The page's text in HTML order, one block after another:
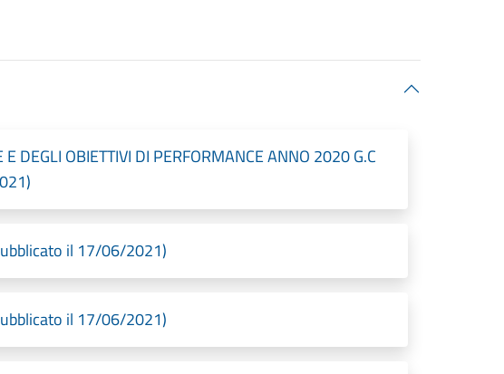
E DEGLI OBIETTIVI DI PERFORMANCE ANNO 2020 G.C
il 17/06/2021)
il 17/06/2021)